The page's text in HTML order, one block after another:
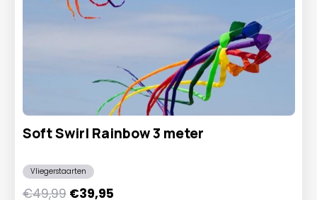
Soft Swirl Rainbow 3 meter
Vliegerstaarten
€49,99 Oorspronkelijke
€39,95Huidige